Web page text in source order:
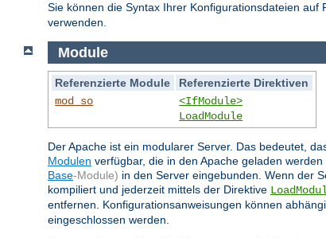
Sie können die Syntax Ihrer Konfigurationsdateien
verwenden.
Module
Referenzierte Module
Referenzierte Direktiven
mod_so
<IfModule>
LoadModule
Der Apache ist ein modularer Server. Das bedeutet,
Modulen verfügbar, die in den Apache geladen
Base-Module) in den Server eingebunden. Wenn der
kompiliert und jederzeit mittels der Direktive
entfernen. Konfigurationsanweisungen können
eingeschlossen werden.